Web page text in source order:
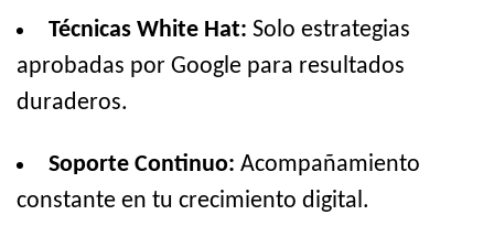
Técnicas White Hat: Solo estrategias
aprobadas por Google para resultados
duraderos.
Soporte Continuo: Acompañamiento
constante en tu crecimiento digital.